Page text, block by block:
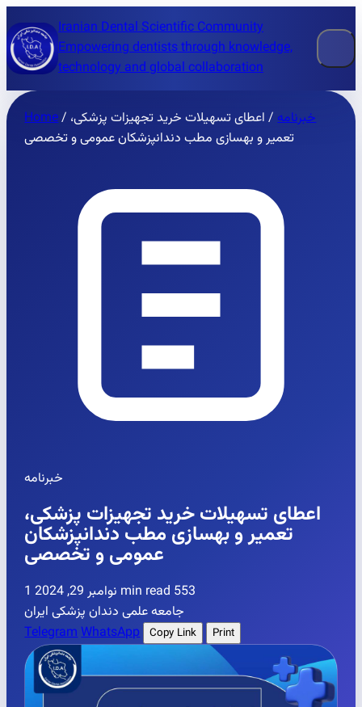
Iranian Dental Scientific Community
Empowering dentists through knowledge,
technology and global collaboration
Home/ خبرنامه / اعطای تسهیلات خرید تجهیزات پزشکی،
تعمیر و بهسازی مطب دندانپزشکان عمومی و تخصصی
خبرنامه
اعطای تسهیلات خرید تجهیزات پزشکی،
تعمیر و بهسازی مطب دندانپزشکان
عمومی و تخصصی
نوامبر 29, 2024 1 min read 553
جامعه علمی دندان پزشکی ایران
TelegramWhatsApp Copy Link Print